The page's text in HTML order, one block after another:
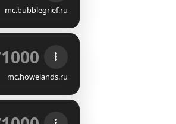
mc.bubblegrief.ru
1000
mc.howelands.ru